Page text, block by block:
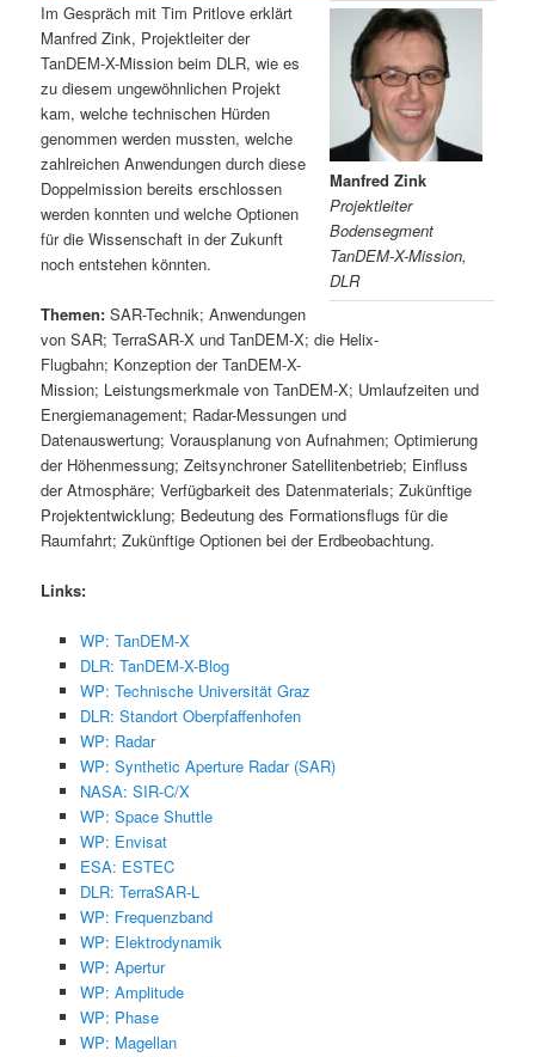
ng
e
n
Manfred Zink
Projektleiter
Bodensegment
TanDEM-X-Mission,
DLR
Im Gespräch mit Tim Pritlove erklärt
Manfred Zink, Projektleiter der
TanDEM-X-Mission beim DLR, wie es
zu diesem ungewöhnlichen Projekt
kam, welche technischen Hürden
genommen werden mussten, welche
zahlreichen Anwendungen durch diese
Doppelmission bereits erschlossen
werden konnten und welche Optionen
für die Wissenschaft in der Zukunft
noch entstehen könnten.
Themen: SAR-Technik; Anwendungen
von SAR; TerraSAR-X und TanDEM-X; die Helix-
Flugbahn; Konzeption der TanDEM-X-
Mission; Leistungsmerkmale von TanDEM-X; Umlaufzeiten und
Energiemanagement; Radar-Messungen und
Datenauswertung; Vorausplanung von Aufnahmen; Optimierung
der Höhenmessung; Zeitsynchroner Satellitenbetrieb; Einfluss
der Atmosphäre; Verfügbarkeit des Datenmaterials; Zukünftige
Projektentwicklung; Bedeutung des Formationsflugs für die
Raumfahrt; Zukünftige Optionen bei der Erdbeobachtung.
Links:
WP: TanDEM-X
DLR: TanDEM-X-Blog
WP: Technische Universität Graz
DLR: Standort Oberpfaffenhofen
WP: Radar
WP: Synthetic Aperture Radar (SAR)
NASA: SIR-C/X
WP: Space Shuttle
WP: Envisat
ESA: ESTEC
DLR: TerraSAR-L
WP: Frequenzband
WP: Elektrodynamik
WP: Apertur
WP: Amplitude
WP: Phase
WP: Magellan